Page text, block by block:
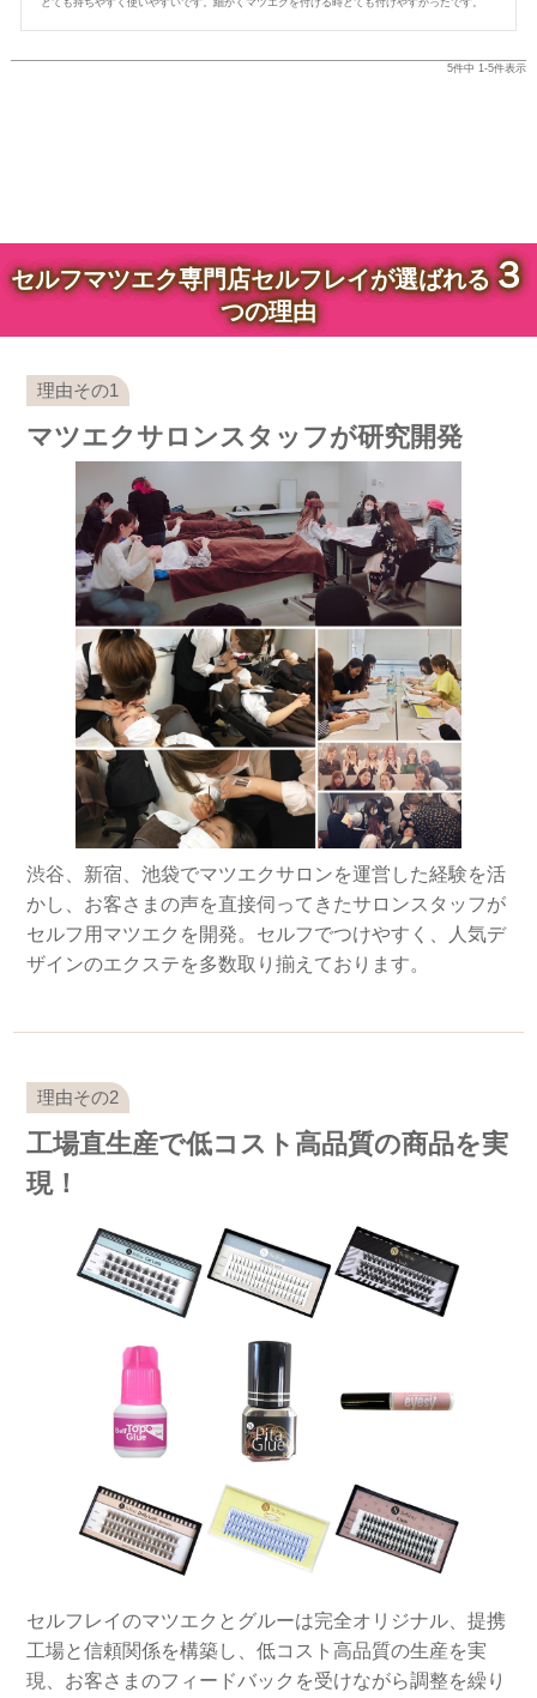
5件中 1-5件表示
セルフマツエク専門店セルフレイが選ばれる３
つの理由
マツエクサロンスタッフが研究開発
渋谷、新宿、池袋でマツエクサロンを運営した経験を活
かし、お客さまの声を直接伺ってきたサロンスタッフが
セルフ用マツエクを開発。セルフでつけやすく、人気デ
ザインのエクステを多数取り揃えております。
工場直生産で低コスト高品質の商品を実
現！
セルフレイのマツエクとグルーは完全オリジナル、提携
工場と信頼関係を構築し、低コスト高品質の生産を実
現、お客さまのフィードバックを受けながら調整を繰り